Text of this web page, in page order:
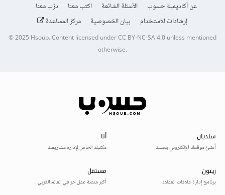
عن أكاديمية حسوب الأسئلة الشائعة اكتب معنا
درّب معنا
إرشادات الاستخدام
بيان الخصوصية مركز المساعدة
© 2025 Hsoub.Content licensed underCC BY-NC-SA 4.0unless mentioned
otherwise.